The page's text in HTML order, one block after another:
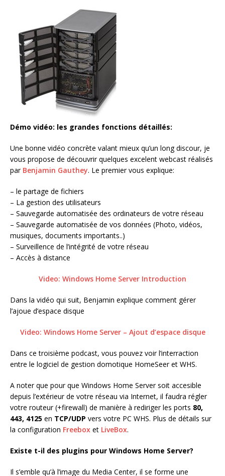
Démo vidéo: les grandes fonctions détaillés:
Une bonne vidéo concrète valant mieux qu’un long discour, je
vous propose de découvrir quelques excelent webcast réalisés
par Benjamin Gauthey. Le premier vous explique:
– le partage de fichiers
– La gestion des utilisateurs
– Sauvegarde automatisée des ordinateurs de votre réseau
– Sauvegarde automatisée de vos données (Photo, vidéos,
musiques, documents importants..)
– Surveillence de l’intégrité de votre réseau
– Accès à distance
Video: Windows Home Server Introduction
Dans la vidéo qui suit, Benjamin explique comment gérer
l’ajoue d’espace disque
Video: Windows Home Server – Ajout d’espace disque
Dans ce troisième podcast, vous pouvez voir l’interraction
entre le logiciel de gestion domotique HomeSeer et WHS.
A noter que pour que Windows Home Server soit accesible
depuis l’extérieur de votre réseau via Internet, il faudra régler
votre routeur (+firewall) de manière à rediriger les ports 80,
443, 4125 en TCP/UDP vers votre PC WHS. Plus de détails sur
la configuration Freebox et LiveBox.
Existe t-il des plugins pour Windows Home Server?
Il s’emble qu’à l’image du Media Center, il se forme une